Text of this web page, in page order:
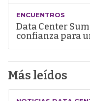
ENCUENTROS
Data Center
confianza para
Más leídos